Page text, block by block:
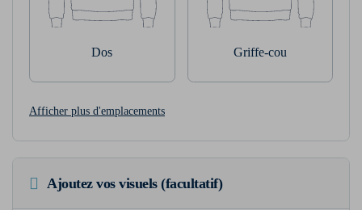
Dos Griffe-cou
Afficher plus d'emplacements
Ajoutez vos visuels (facultatif)